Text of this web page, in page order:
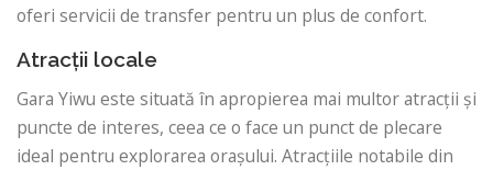
oferi servicii de transfer pentru un plus de confort.
Atracții locale
Gara Yiwu este situată în apropierea mai multor atracții și
puncte de interes, ceea ce o face un punct de plecare
ideal pentru explorarea orașului. Atracțiile notabile din